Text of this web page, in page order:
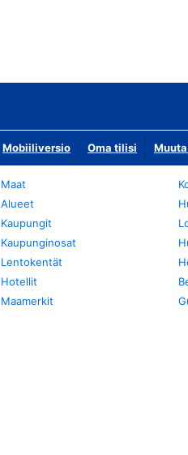
Mobiiliversio Oma tilisi
Maat
Alueet
Kaupungit
Kaupunginosat
Lentokentät
Hotellit
Maamerkit